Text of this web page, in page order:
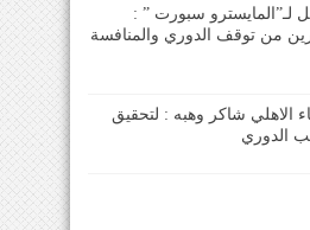
لـ”المايسترو سبورت ” :
من توقف الدوري والمنافسة
الاهلي شاكر وهبه : لتحقيق
الدوري